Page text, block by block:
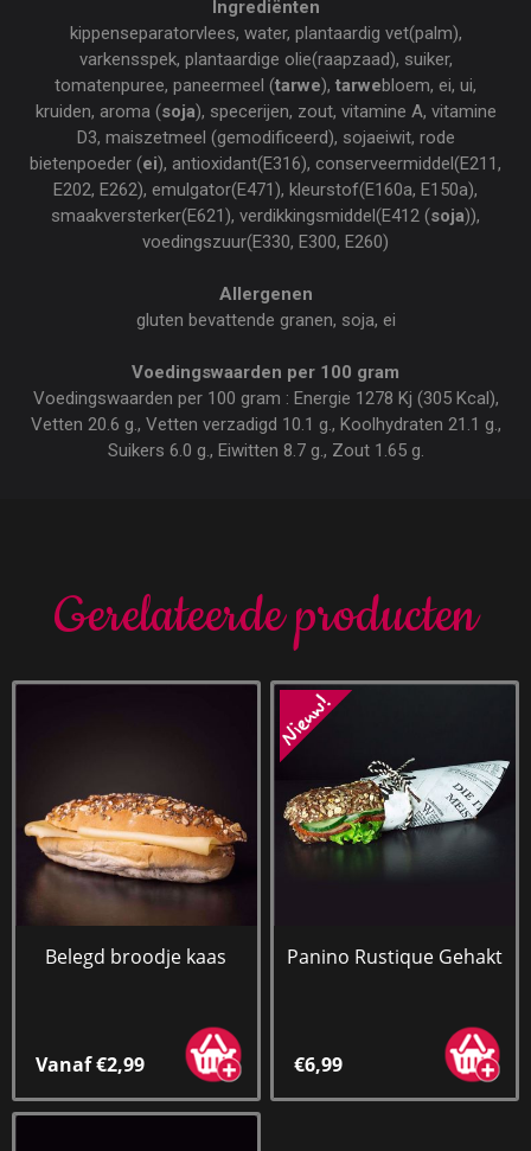
Ingrediënten
kippenseparatorvlees, water, plantaardig vet(palm),
varkensspek, plantaardige olie(raapzaad), suiker,
tomatenpuree, paneermeel (tarwe), tarwebloem, ei, ui,
kruiden, aroma (soja), specerijen, zout, vitamine A, vitamine
D3, maiszetmeel (gemodificeerd), sojaeiwit, rode
bietenpoeder (ei), antioxidant(E316), conserveermiddel(E211,
E202, E262), emulgator(E471), kleurstof(E160a, E150a),
smaakversterker(E621), verdikkingsmiddel(E412 (soja)),
voedingszuur(E330, E300, E260)
Allergenen
gluten bevattende granen, soja, ei
Voedingswaarden per 100 gram
Voedingswaarden per 100 gram : Energie 1278 Kj (305 Kcal),
Vetten 20.6 g., Vetten verzadigd 10.1 g., Koolhydraten 21.1 g.,
Suikers 6.0 g., Eiwitten 8.7 g., Zout 1.65 g.
Gerelateerde producten
Belegd broodje kaas
Vanaf €2,99
Panino Rustique Gehakt
€6,99